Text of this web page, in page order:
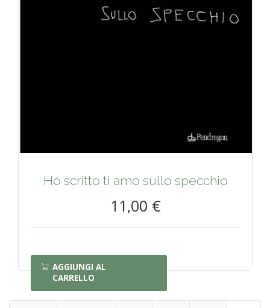
Ho scritto ti amo sullo specchio
11,00 €
AGGIUNGI AL
CARRELLO